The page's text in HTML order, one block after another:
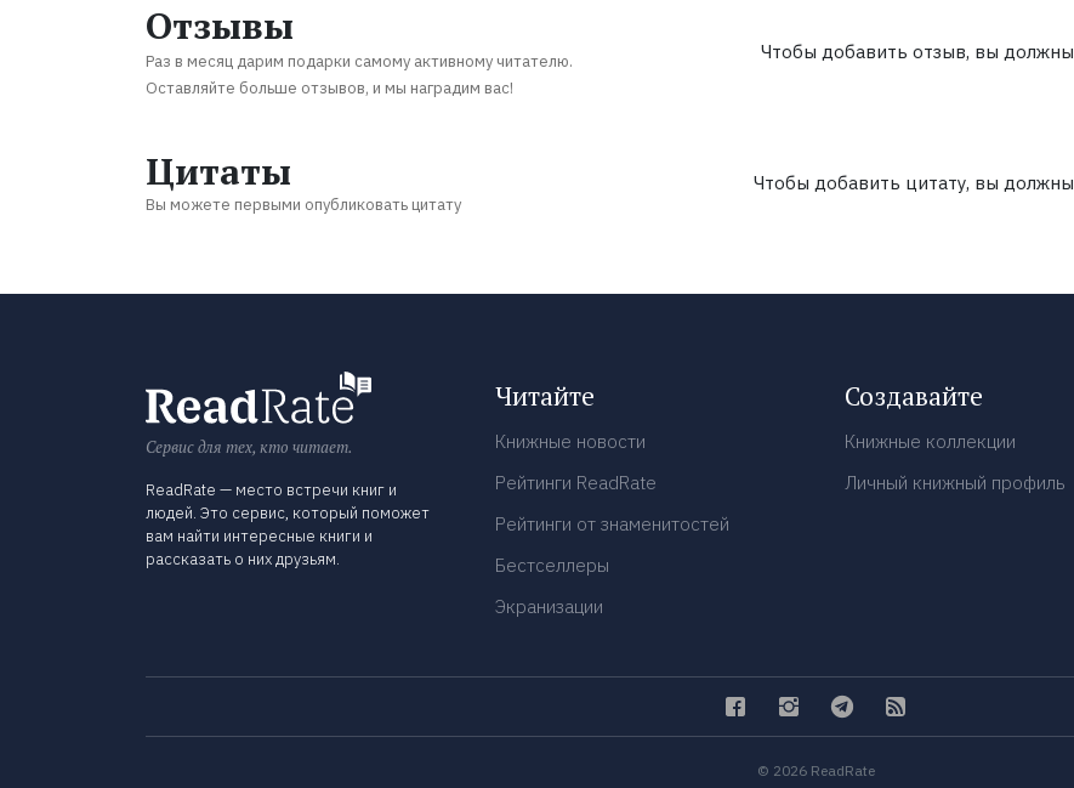
Отзывы
Раз в месяц дарим подарки самому активному читателю.
Оставляйте больше отзывов, и мы наградим вас!
Чтобы добавить отзыв, вы должны
Цитаты
Вы можете первыми опубликовать цитату
Чтобы добавить цитату, вы должны
Сервис для тех, кто читает.
ReadRate — место встречи книг и
людей. Это сервис, который поможет
вам найти интересные книги и
рассказать о них друзьям.
Читайте
Книжные новости
Рейтинги ReadRate
Рейтинги от знаменитостей
Бестселлеры
Экранизации
Создавайте
Книжные коллекции
Личный книжный профиль
© 2026 ReadRate